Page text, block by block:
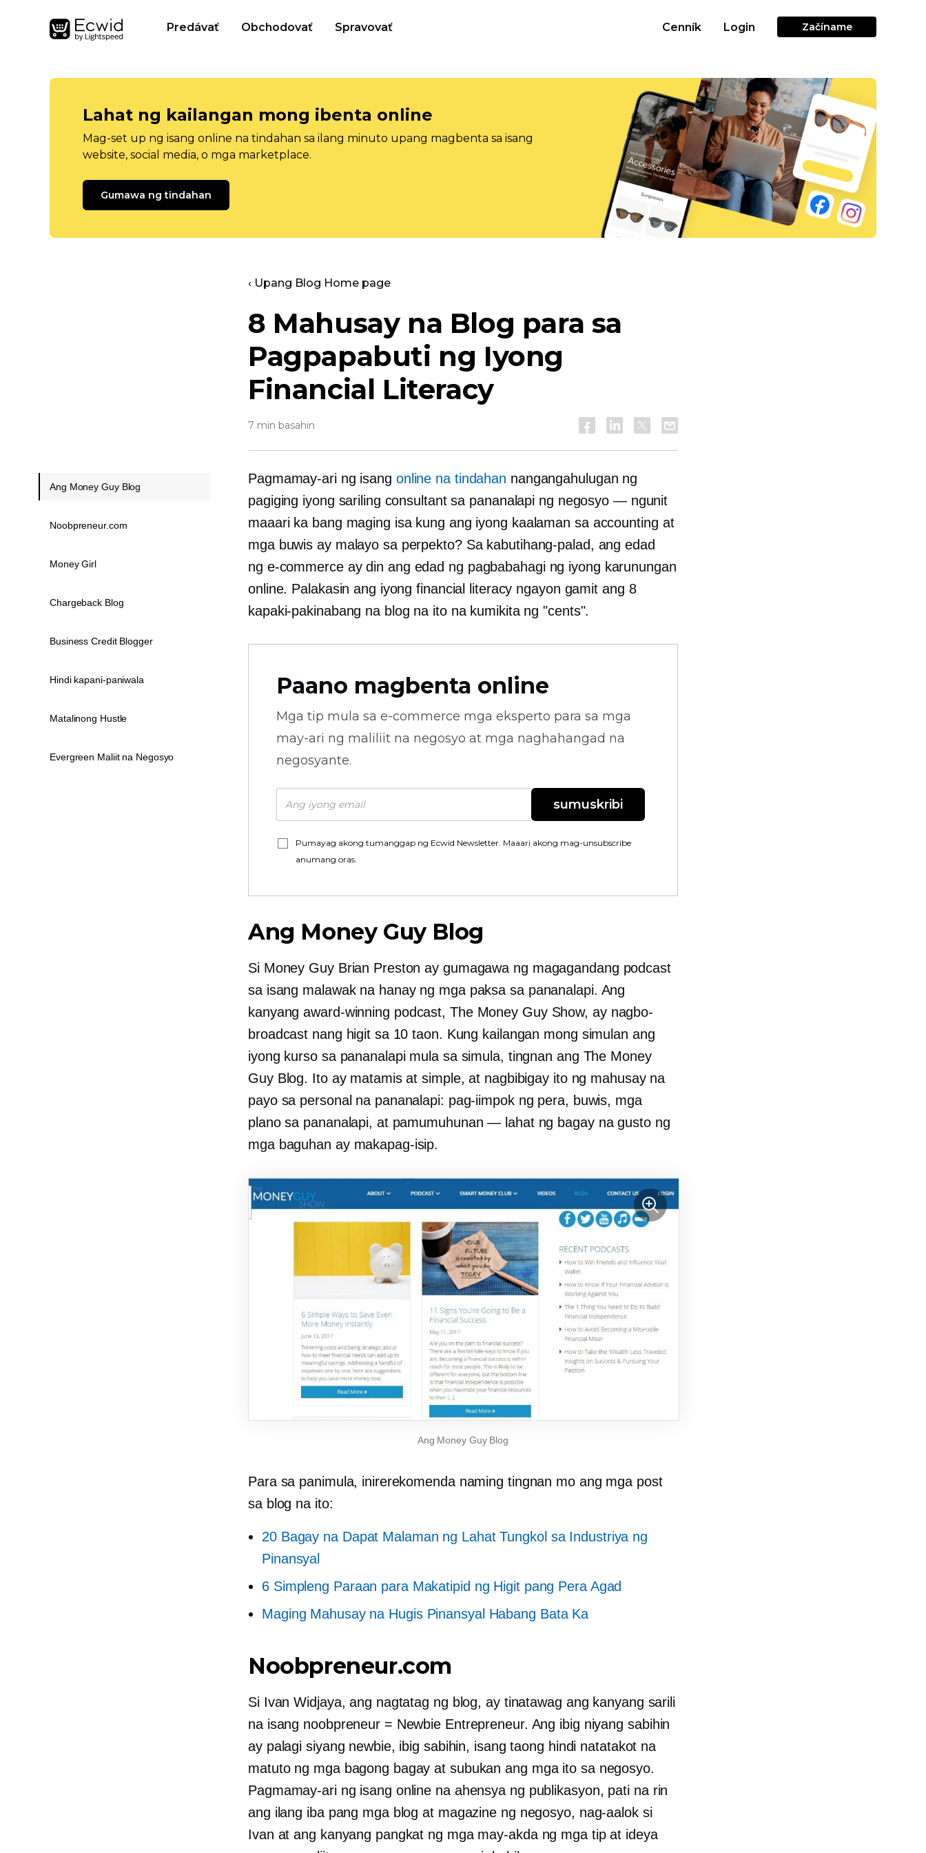
Predávať Obchodovať Spravovať Cenník Login Začíname
Lahat ng kailangan mong ibenta online
Mag-set up ng isang online na tindahan sa ilang minuto upang magbenta sa isang
website, social media, o mga marketplace.
Gumawa ng tindahan
‹ Upang Blog Home page
8 Mahusay na Blog para sa
Pagpapabuti ng Iyong
Financial Literacy
7 min basahin
Pagmamay-ari ng isang online na tindahan nangangahulugan ng
pagiging iyong sariling consultant sa pananalapi ng negosyo — ngunit
maaari ka bang maging isa kung ang iyong kaalaman sa accounting at
mga buwis ay malayo sa perpekto? Sa kabutihang-palad, ang edad
ng e-commerceay din ang edad ng pagbabahagi ng iyong karunungan
online. Palakasin ang iyong financial literacy ngayon gamit ang 8
kapaki-pakinabang na blog na ito na kumikita ng "cents".
Paano magbenta online
Mga tip mula sa e-commerce mga eksperto para sa mga
may-ari ng maliliit na negosyo at mga naghahangad na
negosyante.
sumuskribi
Pumayag akong tumanggap ng Ecwid Newsletter. Maaari akong mag-unsubscribe
anumang oras.
Ang Money Guy Blog
Si Money Guy Brian Preston ay gumagawa ng magagandang podcast
sa isang malawak na hanay ng mga paksa sa pananalapi. Ang
kanyangaward-winning podcast, The Money Guy Show, ay nagbo-
broadcast nang higit sa 10 taon. Kung kailangan mong simulan ang
iyong kurso sa pananalapi mula sa simula, tingnan ang The Money
Guy Blog. Ito ay matamis at simple, at nagbibigay ito ng mahusay na
payo sa personal na pananalapi: pag-iimpok ng pera, buwis, mga
plano sa pananalapi, at pamumuhunan — lahat ng bagay na gusto ng
mga baguhan ay makapag-isip.
Ang Money Guy Blog
Para sa panimula, inirerekomenda naming tingnan mo ang mga post
sa blog na ito:
20 Bagay na Dapat Malaman ng Lahat Tungkol sa Industriya ng
Pinansyal
6 Simpleng Paraan para Makatipid ng Higit pang Pera Agad
Maging Mahusay na Hugis Pinansyal Habang Bata Ka
Noobpreneur.com
Si Ivan Widjaya, ang nagtatag ng blog, ay tinatawag ang kanyang sarili
na isang noobpreneur = Newbie Entrepreneur. Ang ibig niyang sabihin
ay palagi siyang newbie, ibig sabihin, isang taong hindi natatakot na
matuto ng mga bagong bagay at subukan ang mga ito sa negosyo.
Pagmamay-ari ng isang online na ahensya ng publikasyon, pati na rin
ang ilang iba pang mga blog at magazine ng negosyo, nag-aalok si
Ivan at ang kanyang pangkat ng mga may-akda ng mga tip at ideya
Ang Money Guy Blog
Noobpreneur.com
Money Girl
Chargeback Blog
Business Credit Blogger
Hindi kapani-paniwala
Matalinong Hustle
Evergreen Maliit na Negosyo